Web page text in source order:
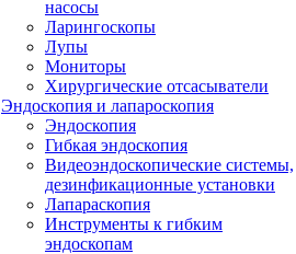
насосы
Ларингоскопы
Лупы
Мониторы
Хирургические отсасыватели
Эндоскопия и лапароскопия
Эндоскопия
Гибкая эндоскопия
Видеоэндоскопические системы,
дезинфикационные установки
Лапараскопия
Инструменты к гибким
эндоскопам